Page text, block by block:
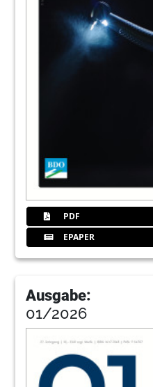
Special: Eine
Frühdiagnostik von
Dr. med. Dr. med. dent.
EMS Electro
Die nasopalatinale
Altermatt, Dr. Thomas
Michael M. Bornstein/
28
Anwenderbericht:
Augmentation des -
Dr. Christian Buhtz,
30Mit Sicherheit
Kristin Jahn/Leipzig
32
PDF
EPAPER
Ausgabe:
01/2026